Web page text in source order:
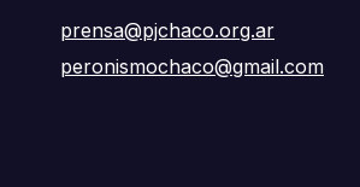
prensa@pjchaco.org.ar
peronismochaco@gmail.com